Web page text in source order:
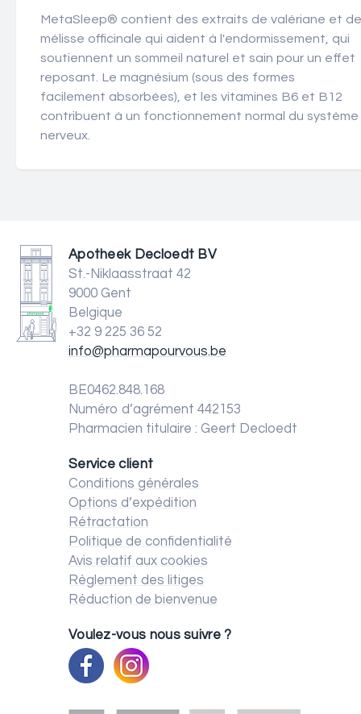
MetaSleep® contient des extraits de valériane et de
mélisse officinale qui aident à l'endormissement, qui
soutiennent un sommeil naturel et sain pour un effet
reposant. Le magnésium (sous des formes
facilement absorbées), et les vitamines B6 et B12
contribuent à un fonctionnement normal du système
nerveux.
Apotheek Decloedt BV
St.-Niklaasstraat 42
9000 Gent
Belgique
+32 9 225 36 52
info@pharmapourvous.be
BE0462.848.168
Numéro d’agrément 442153
Pharmacien titulaire : Geert Decloedt
Service client
Conditions générales
Options d’expédition
Rétractation
Politique de confidentialité
Avis relatif aux cookies
Règlement des litiges
Réduction de bienvenue
Voulez-vous nous suivre ?